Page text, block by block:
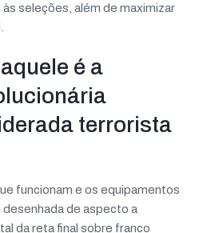
seleções, além de maximizar
é a
terrorista
funcionam e os equipamentos
de aspecto a
da reta final sobre franco